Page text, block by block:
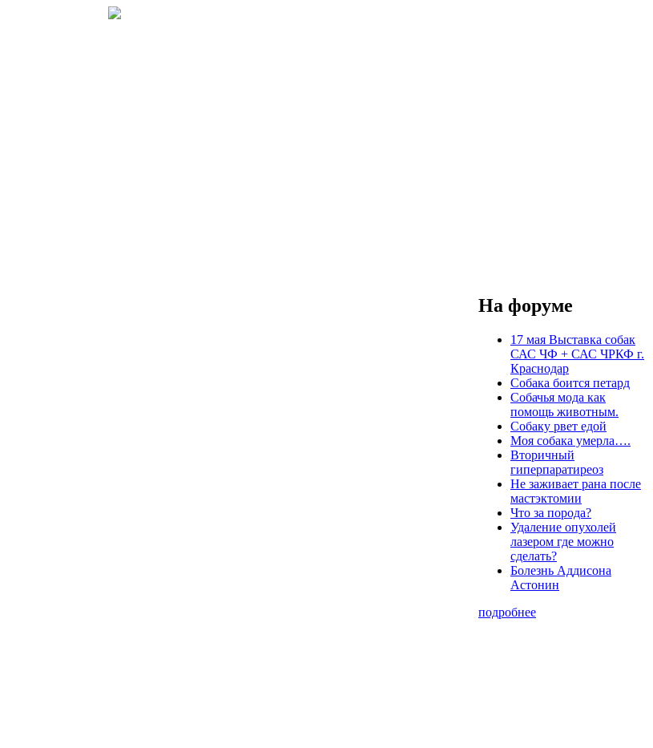
На форуме
17 мая Выставка собак
САС ЧФ + САС ЧРКФ г.
Краснодар
Собака боится петард
Собачья мода как
помощь животным.
Собаку рвет едой
Моя собака умерла….
Вторичный
гиперпаратиреоз
Не заживает рана после
мастэктомии
Что за порода?
Удаление опухолей
лазером где можно
сделать?
Болезнь Аддисона
Астонин
подробнее